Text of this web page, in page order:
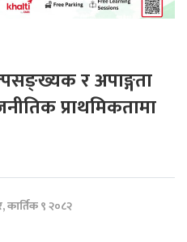
र अपाङ्गता
प्राथमिकतामा
कार्तिक ९ २०८२